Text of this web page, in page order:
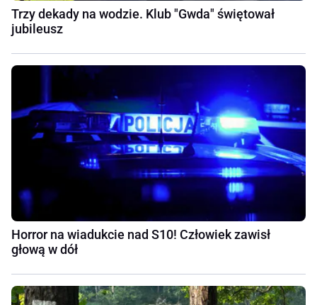
Trzy dekady na wodzie. Klub "Gwda" świętował
jubileusz
Horror na wiadukcie nad S10! Człowiek zawisł
głową w dół